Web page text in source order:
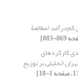
(مطالعۀ
کارکردهای
(تحلیلی بر توزیع